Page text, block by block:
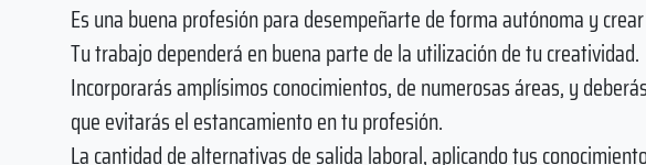
Es una buena profesión para desempeñarte de forma autónoma y
Tu trabajo dependerá en buena parte de la utilización de tu creatividad.
Incorporarás amplísimos conocimientos, de numerosas áreas, y
que evitarás el estancamiento en tu profesión.
La cantidad de alternativas de salida laboral, aplicando tus